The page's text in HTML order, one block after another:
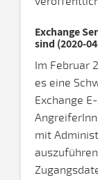
Exchange
sind (2020-
Im Februar
es eine
Exchange
mit